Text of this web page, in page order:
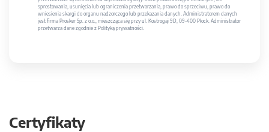
sprostowania, usunięcia lub ograniczenia przetwarzania, prawo do sprzeciwu, prawo do
wniesienia skargi do organu nadzorczego lub przekazania danych. Administratorem danych
jest firma Prosker Sp. z o.o., mieszcząca się przy ul. Kostrogaj 9D, 09-400 Płock. Administrator
przetwarza dane zgodnie z Polityką prywatności.
Certyfikaty